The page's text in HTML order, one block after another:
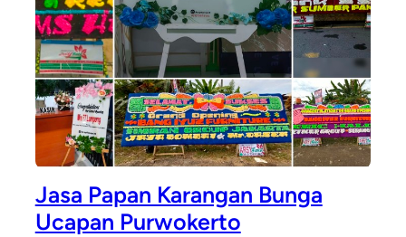
Jasa Papan Karangan Bunga
Ucapan Purwokerto